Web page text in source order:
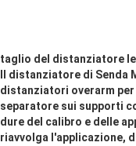
taglio del distanziatore
Il distanziatore di
distanziatori overarm
separatore sui supporti
dure del calibro e delle
riavvolga l'applicazione,